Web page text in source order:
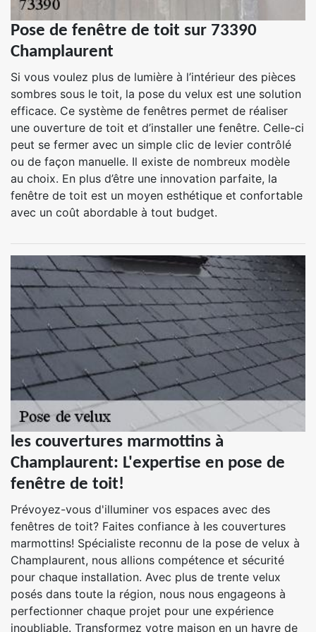
Pose de fenêtre de toit sur 73390
Champlaurent
Si vous voulez plus de lumière à l’intérieur des pièces
sombres sous le toit, la pose du velux est une solution
efficace. Ce système de fenêtres permet de réaliser
une ouverture de toit et d’installer une fenêtre. Celle-ci
peut se fermer avec un simple clic de levier contrôlé
ou de façon manuelle. Il existe de nombreux modèle
au choix. En plus d’être une innovation parfaite, la
fenêtre de toit est un moyen esthétique et confortable
avec un coût abordable à tout budget.
les couvertures marmottins à
Champlaurent: L'expertise en pose de
fenêtre de toit!
Prévoyez-vous d'illuminer vos espaces avec des
fenêtres de toit? Faites confiance à les couvertures
marmottins! Spécialiste reconnu de la pose de velux à
Champlaurent, nous allions compétence et sécurité
pour chaque installation. Avec plus de trente velux
posés dans toute la région, nous nous engageons à
perfectionner chaque projet pour une expérience
inoubliable. Transformez votre maison en un havre de